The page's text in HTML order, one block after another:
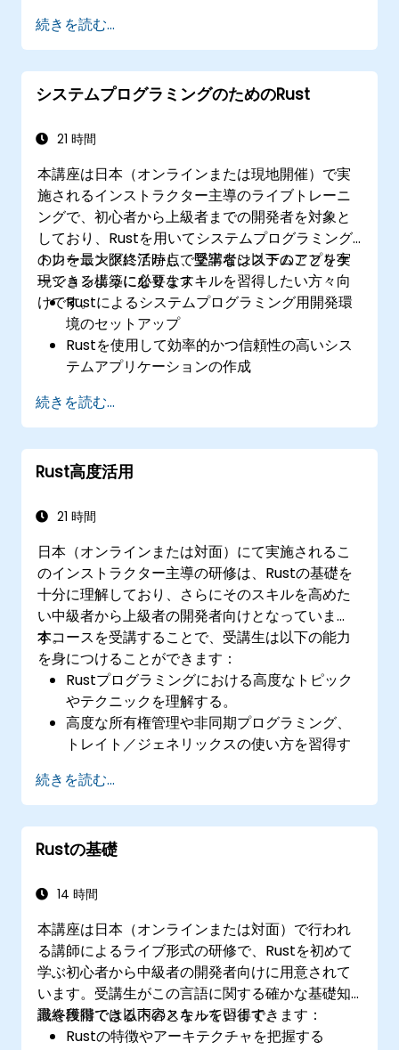
効率的かつ信頼性の高いコードを記述する方
法
組み込みアプリケーションにおける並行処理
やリアルタイム要件への対応法
ルの抽象化機能を活用する方法
最適化技術の実践法
続きを読む...
システムプログラミングのためのRust
21 時間
本講座は日本（オンラインまたは現地開催）で実
施されるインストラクター主導のライブトレーニ
ングで、初心者から上級者までの開発者を対象と
しており、Rustを用いてシステムプログラミング
の力を最大限に活かし、堅牢なシステムアプリケ
ーション構築に必要なスキルを習得したい方々向
けです。
トレーニング終了時点で受講者は以下のことを実
現できるようになります：
Rustによるシステムプログラミング用開発環
境のセットアップ
Rustを使用して効率的かつ信頼性の高いシス
テムアプリケーションの作成
理解し応用する
Rustを用いてCやC++などの低レベルコード
と連携させ、システム関連タスクを行う
システムプログラミング状況下においてRust
行う
続きを読む...
Rust高度活用
21 時間
日本（オンラインまたは対面）にて実施されるこ
のインストラクター主導の研修は、Rustの基礎を
十分に理解しており、さらにそのスキルを高めた
い中級者から上級者の開発者向けとなっていま
す。
本コースを受講することで、受講生は以下の能力
を身につけることができます：
Rustプログラミングにおける高度なトピック
やテクニックを理解する。
高度な所有権管理や非同期プログラミング、
トレイト／ジェネリックスの使い方を習得す
高度なエラーハンドリング手法やマクロ、パ
フォーマンス最適化についても熟知できる。
他言語との連携や unsafe Rust の利用方法、
そして先進的な並行処理の実装方法を身につ
Rustプログラムにおける複雑な問題のデバッ
ング手法を適用できる。
続きを読む...
Rustの基礎
14 時間
本講座は日本（オンラインまたは対面）で行われ
る講師によるライブ形式の研修で、Rustを初めて
学ぶ初心者から中級者の開発者向けに用意されて
います。受講生がこの言語に関する確かな基礎知
識を獲得できる内容となっています。
最終段階では以下のスキルを習得できます：
Rustの特徴やアーキテクチャを把握する